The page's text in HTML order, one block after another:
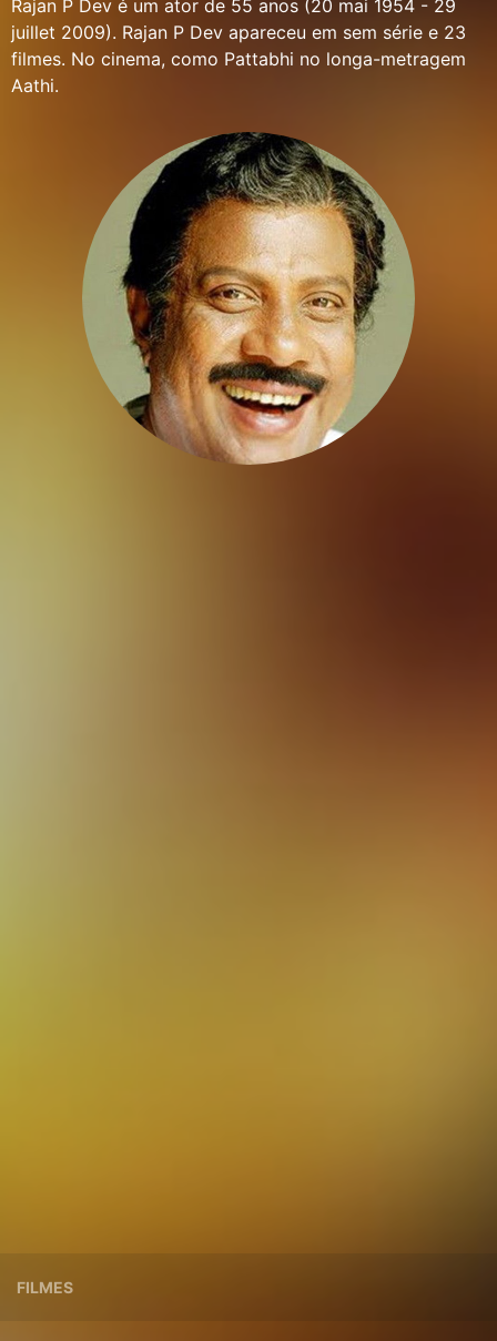
Rajan P Dev é um ator de 55 anos (20 mai 1954 - 29
juillet 2009). Rajan P Dev apareceu em sem série e 23
filmes. No cinema, como Pattabhi no longa-metragem
Aathi.
FILMES